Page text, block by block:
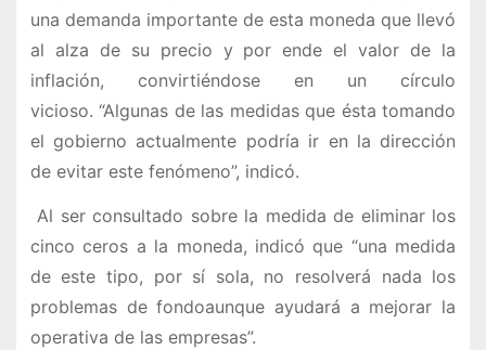
una demanda importante de esta moneda que llevó
al alza de su precio y por ende el valor de la
inflación, convirtiéndose en un círculo
vicioso. “Algunas de las medidas que ésta tomando
el gobierno actualmente podría ir en la dirección
de evitar este fenómeno”, indicó.
Al ser consultado sobre la medida de eliminar los
cinco ceros a la moneda, indicó que “una medida
de este tipo, por sí sola, no resolverá nada los
problemas de fondoaunque ayudará a mejorar la
operativa de las empresas”.